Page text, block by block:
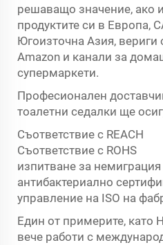
решаващо значение, ако
продуктите си в Европа,
Югоизточна Азия, вериги
Amazon и канали за
супермаркети.
Професионален
тоалетни седалки ще
Съответствие с REACH
Съответствие с ROHS
изпитване за
антибактериално
управление на ISO на
Един от примерите, като
вече работи с